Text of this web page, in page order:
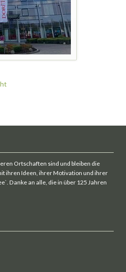
Ortschaften sind und bleiben die
ihren Ideen, ihrer Motivation und ihrer
Danke an alle, die in über 125 Jahren